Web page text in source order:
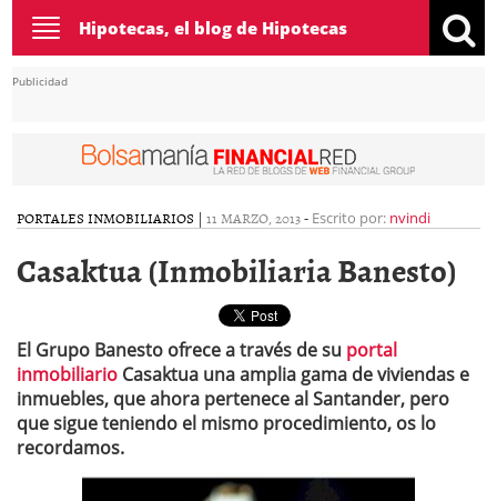
Toggle
navigation
Hipotecas, el blog de Hipotecas
Publicidad
PORTALES INMOBILIARIOS | 11 MARZO, 2013- Escrito por: nvindi
Casaktua (Inmobiliaria Banesto)
El Grupo Banesto ofrece a través de su portal
inmobiliario Casaktua una amplia gama de viviendas e
inmuebles, que ahora pertenece al Santander, pero
que sigue teniendo el mismo procedimiento, os lo
recordamos.